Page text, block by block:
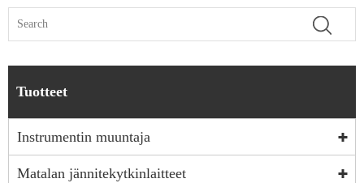
Tuotteet
Instrumentin muuntaja
Matalan jännitekytkinlaitteet